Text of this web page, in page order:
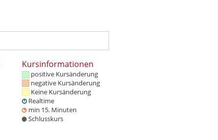
Kursinformationen
positive Kursänderung
negative Kursänderung
Keine Kursänderung
Realtime
min 15. Minuten
Schlusskurs